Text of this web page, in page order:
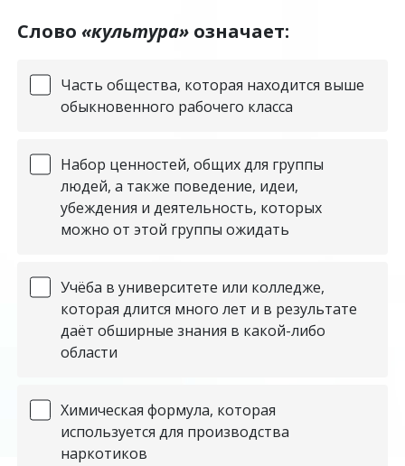
Слово «культура» означает:
Часть общества, которая находится выше
обыкновенного рабочего класса
Набор ценностей, общих для группы
людей, а также поведение, идеи,
убеждения и деятельность, которых
можно от этой группы ожидать
Учёба в университете или колледже,
которая длится много лет и в результате
даёт обширные знания в какой-либо
области
Химическая формула, которая
используется для производства
наркотиков